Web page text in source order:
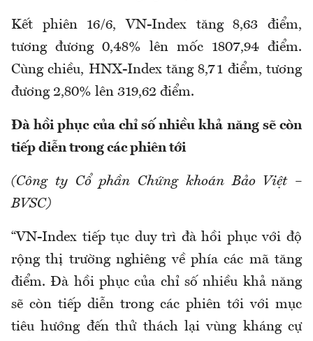
Kết phiên 16/6, VN-Index tăng 8,63 điểm,
tương đương 0,48% lên mốc 1807,94 điểm.
Cùng chiều, HNX-Index tăng 8,71 điểm, tương
đương 2,80% lên 319,62 điểm.
Đà hồi phục của chỉ số nhiều khả năng sẽ còn
tiếp diễn trong các phiên tới
(Công ty Cổ phần Chứng khoán Bảo Việt –
BVSC)
“VN-Index tiếp tục duy trì đà hồi phục với độ
rộng thị trường nghiêng về phía các mã tăng
điểm. Đà hồi phục của chỉ số nhiều khả năng
sẽ còn tiếp diễn trong các phiên tới với mục
tiêu hướng đến thử thách lại vùng kháng cự